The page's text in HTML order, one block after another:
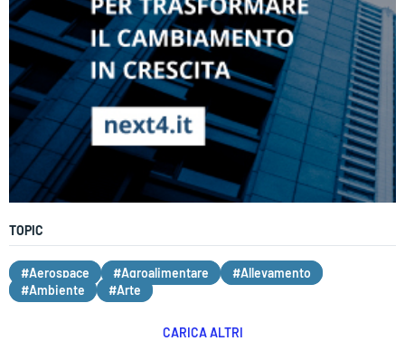
TOPIC
#Aerospace #Agroalimentare
#Allevamento
#Ambiente
#Arte
CARICA ALTRI